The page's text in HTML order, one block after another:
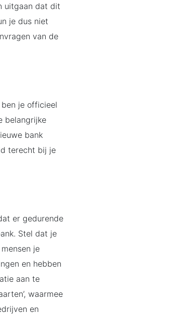
uitgaan dat dit
je dus niet
van de
je officieel
belangrijke
bank
terecht bij je
er gedurende
Stel dat je
je
en hebben
aan te
waarmee
en